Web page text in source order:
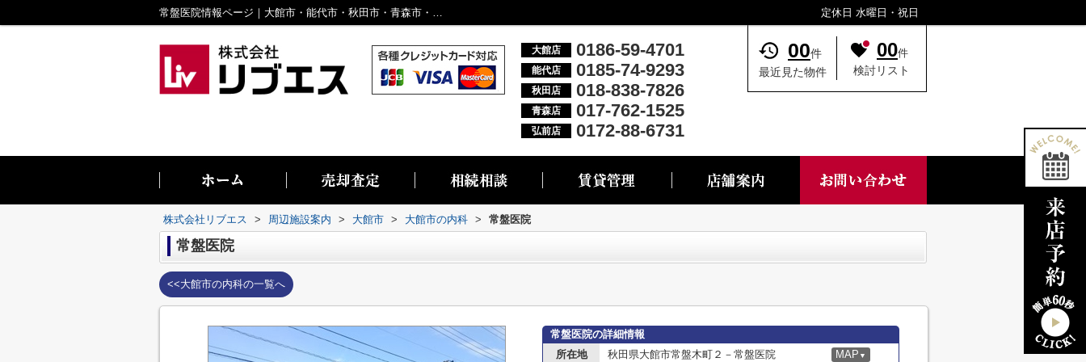
常盤医院情報ページ｜大館市・能代市・秋田市・青森市・弘前市の不動産情報なら株式会社リブエス 定休日 水曜日・祝日
大館店 0186-59-4701
能代店 0185-74-9293
秋田店 018-838-7826
青森店 017-762-1525
弘前店 0172-88-6731
00件
最近見た物件
00件
検討リスト
株式会社リブエス > 周辺施設案内 > 大館市 > 大館市の内科 > 常盤医院
常盤医院
<<大館市の内科の一覧へ
常盤医院の詳細情報
所在地
秋田県大館市常盤木町２－常盤医院 MAP ▼